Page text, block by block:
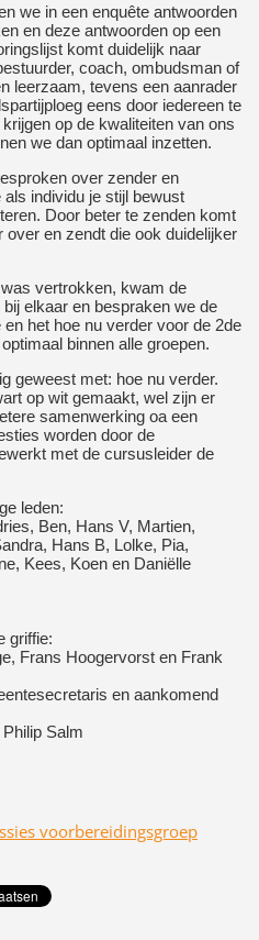
we in een enquête antwoorden
en deze antwoorden op een
komt duidelijk naar
coach, ombudsman of
leerzaam, tevens een aanrader
eens door iedereen te
op de kwaliteiten van ons
we dan optimaal inzetten.
over zender en
individu je stijl bewust
Door beter te zenden komt
en zendt die ook duidelijker
vertrokken, kwam de
elkaar en bespraken we de
het hoe nu verder voor de 2de
binnen alle groepen.
geweest met: hoe nu verder.
op wit gemaakt, wel zijn er
samenwerking oa een
worden door de
met de cursusleider de
leden:
Ben, Hans V, Martien,
Hans B, Lolke, Pia,
Kees, Koen en Daniëlle
griffie:
Frans Hoogervorst en Frank
en aankomend
Salm
voorbereidingsgroep